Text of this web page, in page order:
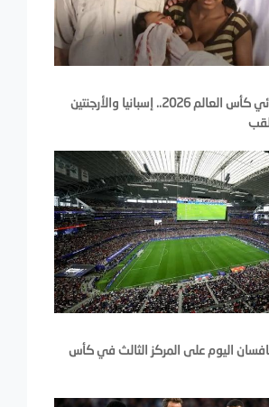
العد التنازلي لنهائي كأس العالم 2026.. إسبانيا والأرجنتين
اليوم على المركز الثالث في كأس